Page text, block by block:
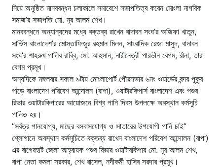
নিয়ে অনুষ্ঠিত মানববন্ধন চলাকালে সমাবেশে সভাপতিত্ব করেন মোংলা নাগরিক
সমাজ’র সভাপতি মো. নূর আলম শেখ।
মানববন্ধনে অন্যান্যদের মধ্যে বক্তব্য রাখেন বাদাবন সংঘ’র অজিফা খাতুন,
সার্ভিস বাংলাদেশ’র মোস্তাফিজুর রহমান মিলন, সাংবাদিক রেজা মাসুদ, বাদাবন
সংঘ’র শাহরুখ গালিব রাব্বি, মো. আহসান, নারীনেত্রী পারভীন বেগম, রীনা, তারা
বেগম প্রমূখ।
অন্যদিকে মঙ্গলবার সকাল ৯টায় মোংলাপোর্ট পৌরসভার ৬নং ওয়ার্ডের বন্দর পুকুর
পাড়ে বাংলাদেশ পরিবেশ আন্দোলন (বাপা), ওয়াটারকিপার্স বাংলাদেশ এবং পশুর
রিভার ওয়াটারকিপারের আয়োজনে বিশ্ব পানি দিবস উপলক্ষে অবস্থান কর্মসুচি
পালিত হয়।
”সর্বত্র পানযোগ্য, মাছের বসবাসযোগ্য ও সাতারের উপযোগী পানি চাই”
শ্লোগানে অবস্থান কর্মসুচিতে বক্তব্য রাখেন বাংলাদেশ পরিবেশ আন্দোলন (বাপা)
এর বাগেরহাট জেলা আহ্বায়ক পশুর রিভার ওয়াটারকিপার মো. নূর আলম শেখ,
বাপা নেতা কমলা সরকার, শেখ রাসেল, নদীকর্মী হাসিব সরদার প্রমূখ।